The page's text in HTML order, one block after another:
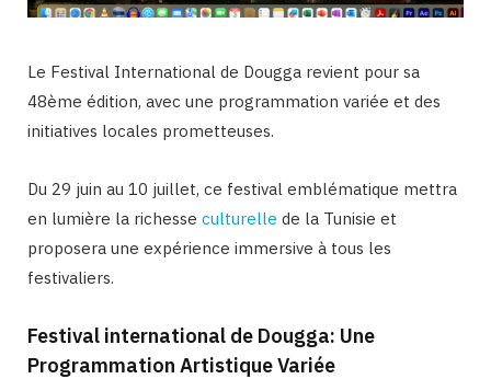
Le Festival International de Dougga revient pour sa
48ème édition, avec une programmation variée et des
initiatives locales prometteuses.
Du 29 juin au 10 juillet, ce festival emblématique mettra
en lumière la richesse culturelle de la Tunisie et
proposera une expérience immersive à tous les
festivaliers.
Festival international de Dougga: Une
Programmation Artistique Variée